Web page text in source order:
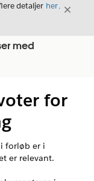
detaljer her.
Luk
med
for
forløb er i
er relevant.